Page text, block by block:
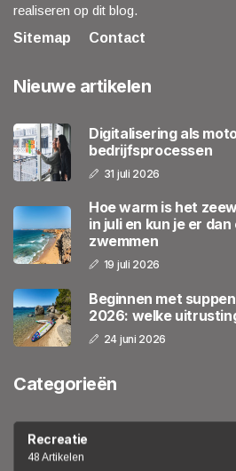
realiseren op dit blog.
Sitemap
Contact
Nieuwe artikelen
Digitalisering als
bedrijfsprocessen
31 juli 2026
Hoe warm is het
in juli en kun je er
zwemmen
19 juli 2026
Beginnen met
2026: welke
24 juni 2026
Categorieën
Recreatie
48 Artikelen